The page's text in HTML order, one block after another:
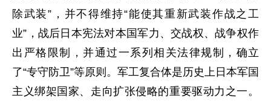
除武装”，并不得维持“能使其重新武装作战之工
业”，战后日本宪法对本国军力、交战权、战争权作
出严格限制，并通过一系列相关法律规制，确立
了“专守防卫”等原则。军工复合体是历史上日本军国
主义绑架国家、走向扩张侵略的重要驱动力之一。